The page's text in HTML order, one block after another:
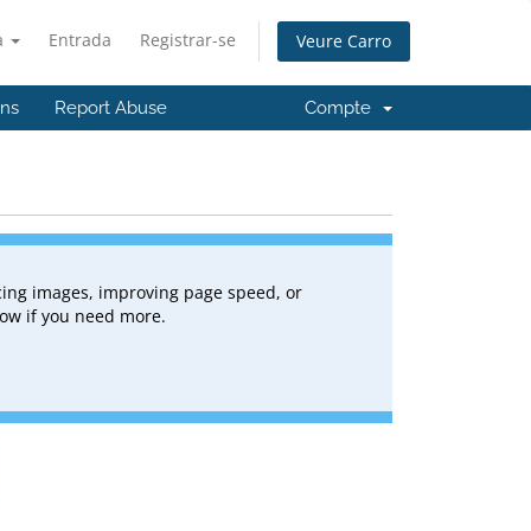
Entrada Registrar-se Veure Carro
Report Abuse Compte
images, improving page speed, or
if you need more.